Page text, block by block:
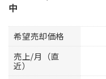
中
希望売却価格
売上/月（直
近）